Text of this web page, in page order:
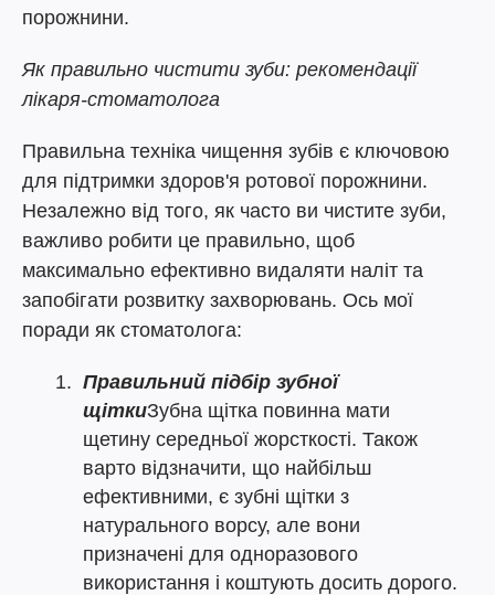
порожнини.
Як правильно чистити зуби: рекомендації
лікаря-стоматолога
Правильна техніка чищення зубів є ключовою
для підтримки здоров'я ротової порожнини.
Незалежно від того, як часто ви чистите зуби,
важливо робити це правильно, щоб
максимально ефективно видаляти наліт та
запобігати розвитку захворювань. Ось мої
поради як стоматолога:
Правильний підбір зубної
щіткиЗубна щітка повинна мати
щетину середньої жорсткості. Також
варто відзначити, що найбільш
ефективними, є зубні щітки з
натурального ворсу, але вони
призначені для одноразового
використання і коштують досить дорого.